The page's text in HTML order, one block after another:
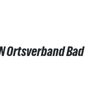
Ortsverband Bad